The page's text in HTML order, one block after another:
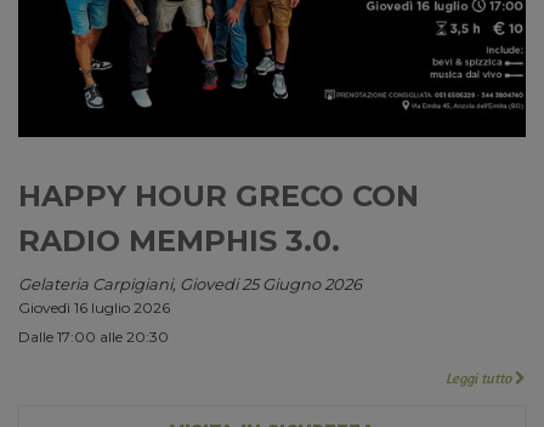
HAPPY HOUR GRECO CON
RADIO MEMPHIS 3.0.
Gelateria Carpigiani, Giovedi 25 Giugno 2026
Giovedì 16 luglio 2026
Dalle 17:00 alle 20:30
Leggi tutto